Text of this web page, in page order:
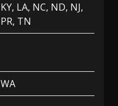
KY, LA, NC, ND, NJ,
PR, TN
WA